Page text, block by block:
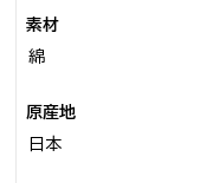
素材
綿
原産地
日本